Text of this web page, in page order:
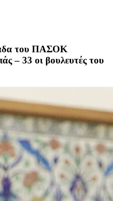
του ΠΑΣΟΚ
– 33 οι βουλευτές του